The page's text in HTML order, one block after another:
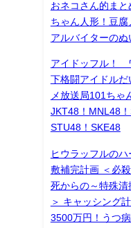
おネコさん的ま
ちゃん人形！豆
アルバイターの
アイドッフル！
下格闘アイドル
メ放送局101ちゃ
JKT48！MNL48
STU48！SKE48
ヒウラッフルの
敷補完計画 ＜必
死からの～特殊
＞ キャッシング
3500万円！うつ